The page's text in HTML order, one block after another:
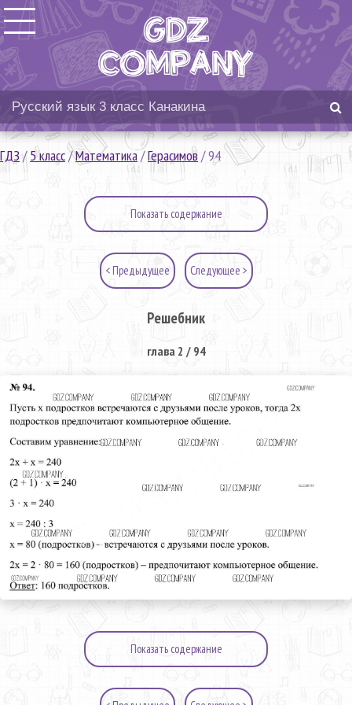
ГДЗ/5 класс/Математика/Герасимов/94
Показать содержание
< Предыдущее Следующее >
Решебник
глава 2 / 94
Показать содержание